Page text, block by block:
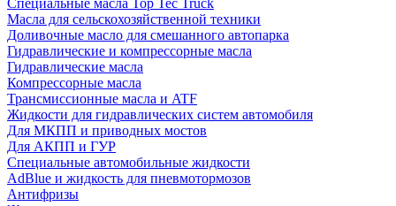
Специальные масла Top Tec Truck
Масла для сельскохозяйственной техники
Доливочные масло для смешанного автопарка
Гидравлические и компрессорные масла
Гидравлические масла
Компрессорные масла
Трансмиссионные масла и ATF
Жидкости для гидравлических систем автомобиля
Для МКПП и приводных мостов
Для АКПП и ГУР
Специальные автомобильные жидкости
AdBlue и жидкость для пневмотормозов
Антифризы